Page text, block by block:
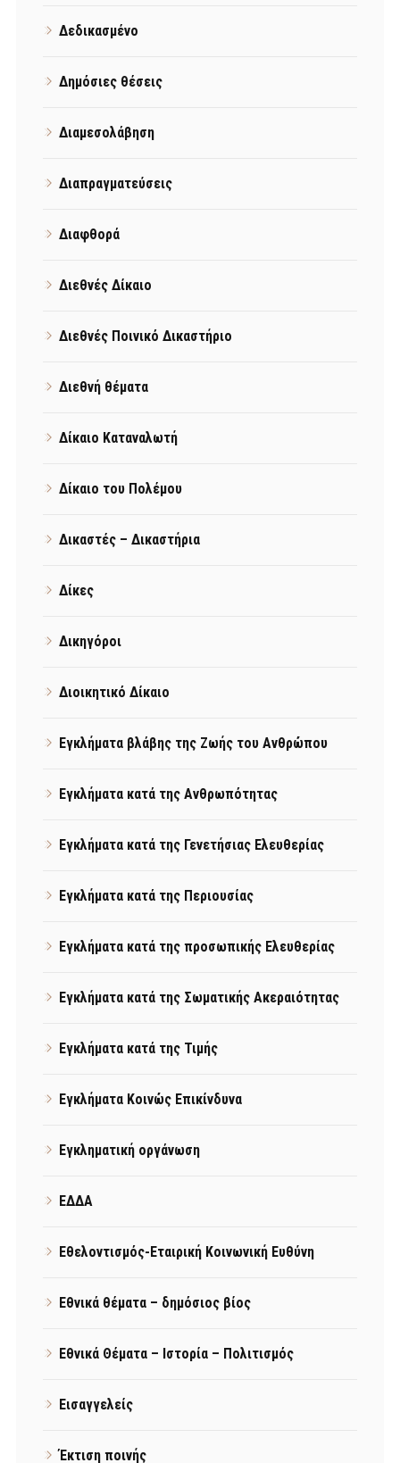
Δεδικασμένο
Δημόσιες θέσεις
Διαμεσολάβηση
Διαπραγματεύσεις
Διαφθορά
Διεθνές Δίκαιο
Διεθνές Ποινικό Δικαστήριο
Διεθνή θέματα
Δίκαιο Καταναλωτή
Δίκαιο του Πολέμου
Δικαστές – Δικαστήρια
Δίκες
Δικηγόροι
Διοικητικό Δίκαιο
Εγκλήματα βλάβης της Ζωής του Ανθρώπου
Εγκλήματα κατά της Ανθρωπότητας
Εγκλήματα κατά της Γενετήσιας Ελευθερίας
Εγκλήματα κατά της Περιουσίας
Εγκλήματα κατά της προσωπικής Ελευθερίας
Εγκλήματα κατά της Σωματικής Ακεραιότητας
Εγκλήματα κατά της Τιμής
Εγκλήματα Κοινώς Επικίνδυνα
Εγκληματική οργάνωση
ΕΔΔΑ
Εθελοντισμός-Εταιρική Κοινωνική Ευθύνη
Εθνικά θέματα – δημόσιος βίος
Εθνικά Θέματα – Ιστορία – Πολιτισμός
Εισαγγελείς
Έκτιση ποινής